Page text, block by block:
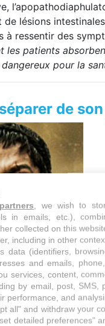
lésions
ressentir des
les patients
pour la
de
partners , we wish to
in emails, etc.),
collected on this
including in other
data (identifiers,
and emails,
services, content,
by email, post, SMS,
performance, and
all" and withdraw your
detailed preferences"